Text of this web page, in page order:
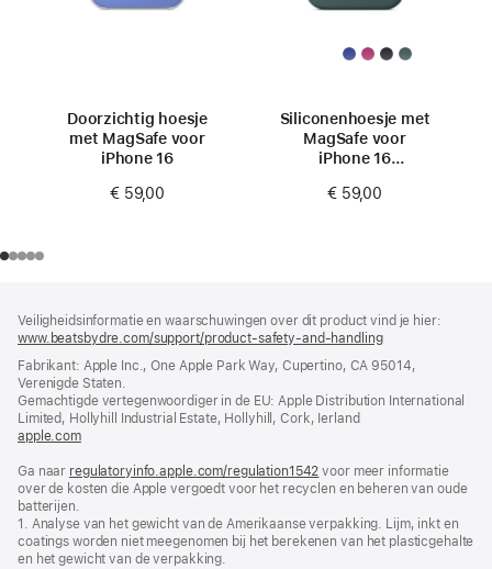
Doorzichtig hoesje
met MagSafe voor
iPhone 16
€ 59,00
Siliconenhoesje met
MagSafe voor
iPhone 16
€ 59,00
Veiligheidsinformatie en waarschuwingen over dit product vind je hier:
www.beatsbydre.com/support/product-safety-and-handling(wordt
nieuw
geopend)
Fabrikant: Apple Inc., One Apple Park Way, Cupertino, CA 95014,
Verenigde Staten.
Gemachtigde vertegenwoordiger in de EU: Apple Distribution International
Limited, Hollyhill Industrial Estate, Hollyhill, Cork, Ierland
apple.com(wordt
nieuw
venster
Ga naar regulatoryinfo.apple.com/regulation1542 (wordt
in
venster
geopend)
voor meer informatie
over de kosten die Apple vergoedt voor het recyclen en beheren van oude
batterijen.
1. Analyse van het gewicht van de Amerikaanse verpakking. Lijm, inkt en
coatings worden niet meegenomen bij het berekenen van het plasticgehalte
en het gewicht van de verpakking.